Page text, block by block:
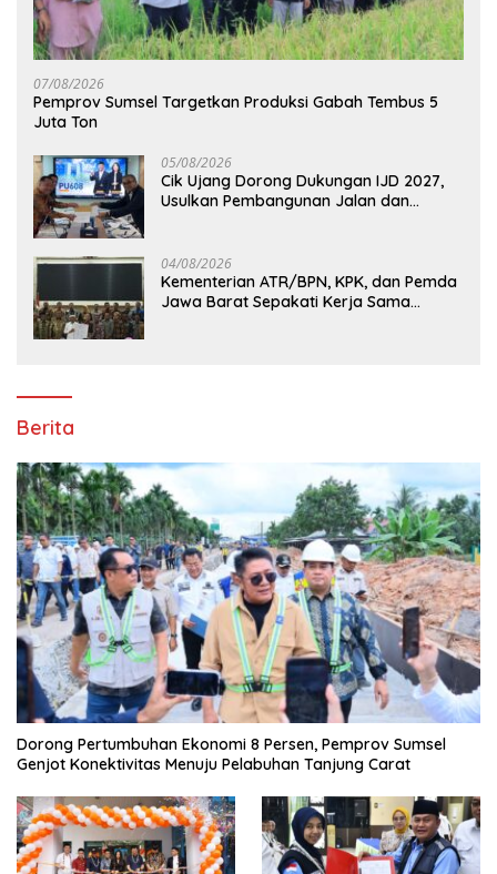
07/08/2026
Pemprov Sumsel Targetkan Produksi Gabah Tembus 5
Juta Ton
05/08/2026
Cik Ujang Dorong Dukungan IJD 2027,
Usulkan Pembangunan Jalan dan
04/08/2026
Kementerian ATR/BPN, KPK, dan Pemda
Jawa Barat Sepakati Kerja Sama
Berita
Dorong Pertumbuhan Ekonomi 8 Persen, Pemprov Sumsel
Genjot Konektivitas Menuju Pelabuhan Tanjung Carat